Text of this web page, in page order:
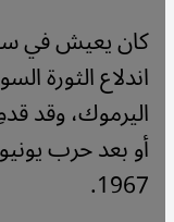
اليرموك، وقد
أو بعد حرب
1967.